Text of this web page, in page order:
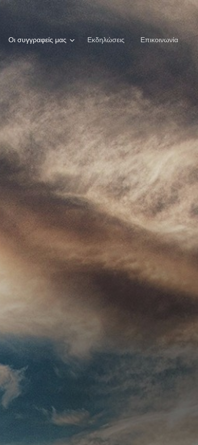
Οι συγγραφείς μας Εκδηλώσεις Επικοινωνία